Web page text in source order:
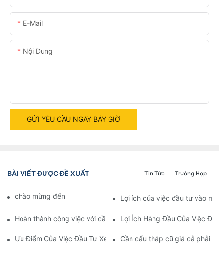
E-Mail
Nội Dung
GỬI YÊU CẦU NGAY BÂY GIỜ
BÀI VIẾT ĐƯỢC ĐỀ XUẤT Trường Hợp
Tin Tức
chào mừng đến với cỗ máy thế giớiLợi ích của việc đầu tư vào
Hoàn thành công việc với cần cẩu xe tải đã qua sử dụng đáng
Lợi Ích Hàng Đầu Của Việc
Ưu Điểm Của Việc Đầu Tư Xe Cẩu Dịch Vụ Đã Qua Sử Dụng
Cần cẩu tháp cũ giá cả phải